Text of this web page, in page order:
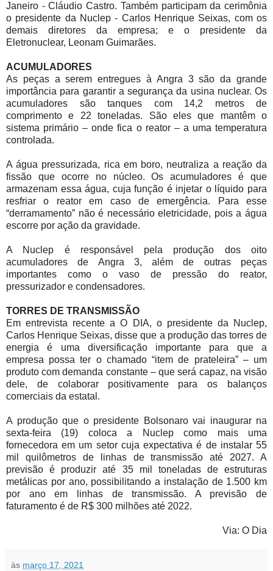
Janeiro - Cláudio Castro. Também participam da cerimônia
o presidente da Nuclep - Carlos Henrique Seixas, com os
demais diretores da empresa; e o presidente da
Eletronuclear, Leonam Guimarães.
ACUMULADORES
As peças a serem entregues à Angra 3 são da grande
importância para garantir a segurança da usina nuclear. Os
acumuladores são tanques com 14,2 metros de
comprimento e 22 toneladas. São eles que mantêm o
sistema primário – onde fica o reator – a uma temperatura
controlada.
A água pressurizada, rica em boro, neutraliza a reação da
fissão que ocorre no núcleo. Os acumuladores é que
armazenam essa água, cuja função é injetar o líquido para
resfriar o reator em caso de emergência. Para esse
“derramamento” não é necessário eletricidade, pois a água
escorre por ação da gravidade.
A Nuclep é responsável pela produção dos oito
acumuladores de Angra 3, além de outras peças
importantes como o vaso de pressão do reator,
pressurizador e condensadores.
TORRES DE TRANSMISSÃO
Em entrevista recente a O DIA, o presidente da Nuclep,
Carlos Henrique Seixas, disse que a produção das torres de
energia é uma diversificação importante para que a
empresa possa ter o chamado “item de prateleira” – um
produto com demanda constante – que será capaz, na visão
dele, de colaborar positivamente para os balanços
comerciais da estatal.
A produção que o presidente Bolsonaro vai inaugurar na
sexta-feira (19) coloca a Nuclep como mais uma
fornecedora em um setor cuja expectativa é de instalar 55
mil quilômetros de linhas de transmissão até 2027. A
previsão é produzir até 35 mil toneladas de estruturas
metálicas por ano, possibilitando a instalação de 1.500 km
por ano em linhas de transmissão. A previsão de
faturamento é de R$ 300 milhões até 2022.
Via: O Dia
às março 17, 2021